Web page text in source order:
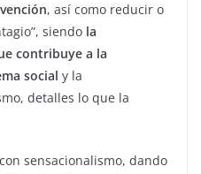
, así como reducir o
siendo la
contribuye a la
social y la
detalles lo que la
sensacionalismo, dando